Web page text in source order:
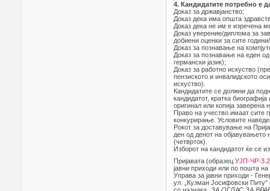
4. Кандидатите потребно е
Доказ за државјанство;
Доказ дека има општа
Доказ дека не им е изречена
Доказ уверение/диплома за
добиени оценки за сите
Доказ за познавање на
Доказ за познавање на еден од
германски јазик);
Доказ за работно искуство
пензиското и инвалидското
искуство).
Кандидатите се должни да
кандидатот, кратка
оригинал или копија заверена
Право на учество имаат сите
конкурирање. Условите
Рокот за доставување на
ден од денот на објавувањето
(четврток).
Изборот на кандидатот ќе се
Пријавата (образец УЈП-ЧР-
јавни приходи или по пошта
Управа за јавни приходи -
ул. „Кузман Јосифовски Питу”